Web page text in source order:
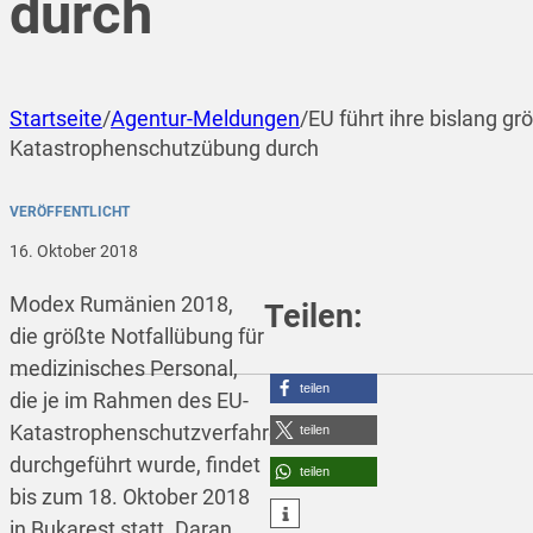
durch
Startseite/Agentur-Meldungen/EU führt ihre bislang
Katastrophenschutzübung durch
VERÖFFENTLICHT
16. Oktober 2018
Modex Rumänien 2018,
die größte Notfallübung für
medizinisches Personal,
die je im Rahmen des EU-
Katastrophenschutzverfahrens
durchgeführt wurde, findet
bis zum 18. Oktober 2018
Teilen:
teilen
teilen
teilen